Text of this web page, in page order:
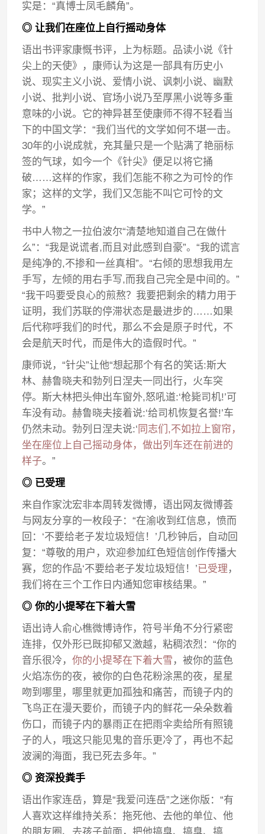
实是：“真博士凤毛麟角”。
◎ 让我们在座位上自行摇动身体
语出书评家康慨书评，上为标题。品读小说《针
尖上的天使》，康师认为这是一部具有历史小
说、现实主义小说、爱情小说、讽刺小说、幽默
小说、批判小说、官场小说乃至厚黑小说等多重
意味的小说。它的神异甚至使康师不得不轻看当
下的中国文学：“我们当代的文学如何不堪一击。
30年的小说成就，充其量只是一个贴满了艳丽标
签的气球，如今一个《针尖》便足以将它捅
破……这样的作家，我们怎能不称之为可怜的作
家；这样的文学，我们又怎能不叫它可怜的文
学。”
书中人物之一拉伯波尔“清楚地知道自己在做什
么”：“我是说谎者,而且对此感到自豪”。“我的谎言
是纯净的,不掺和一丝真相”。“右倾的思想我用左
手写，左倾的用右手写,而我自己完全是中间的。”
“我干吗要受良心的煎熬？我要把剩余的精力用于
证明，我们苏联的停滞状态是最进步的……如果
后代称呼我们的时代，那么不会是原子时代，不
会是航天时代，而是伟大的造假时代。”
康师说，“针尖”让他“想起那个有名的笑话:斯大
林、赫鲁晓夫和勃列日涅夫一同出行，火车突
停。斯大林把头伸出车窗外,怒吼道:‘枪毙司机!’可
车没有动。赫鲁晓夫接着说:‘给司机恢复名誉!’车
仍然未动。勃列日涅夫说:‘ 同志们,不如拉上窗帘，
坐在座位上自己摇动身体，做出列车还在前进的
样子。”
◎ 已受理
来自作家沈宏非本周转发微博，语出网友微博荟
与网友分享的一枚段子：“在渝收到红信息，愤而
回：‘不要给老子发垃圾短信！’几秒钟后，自动回
复：“尊敬的用户，欢迎参加红色短信创作传播大
赛，您的作品‘不要给老子发垃圾短信！’已受理 ，
我们将在三个工作日内通知您审核结果。”
◎ 你的小提琴在下着大雪
语出诗人俞心樵微博诗作，符号半角不分行紧密
连排，仅外形已既抑郁又激越，粘稠浓烈：“你的
音乐很冷，你的小提琴在下着大雪 ，被你的蓝色
火焰冻伤的夜，被你的白色花粉涂黑的夜，星星
吻到哪里，哪里就更加孤独和痛苦，而镜子内的
飞鸟正在漫天要价，而镜子内的鲜花一朵朵数着
伤口，而镜子内的暴雨正在把雨伞卖给所有照镜
子的人，哦这只能见鬼的音乐更冷了，再也不起
波澜的海面，我已死去多年。”
◎ 资深投粪手
语出作家连岳，算是“我爱问连岳”之迷你版：“有
人喜欢这样维持关系：拖死他、去他的单位、他